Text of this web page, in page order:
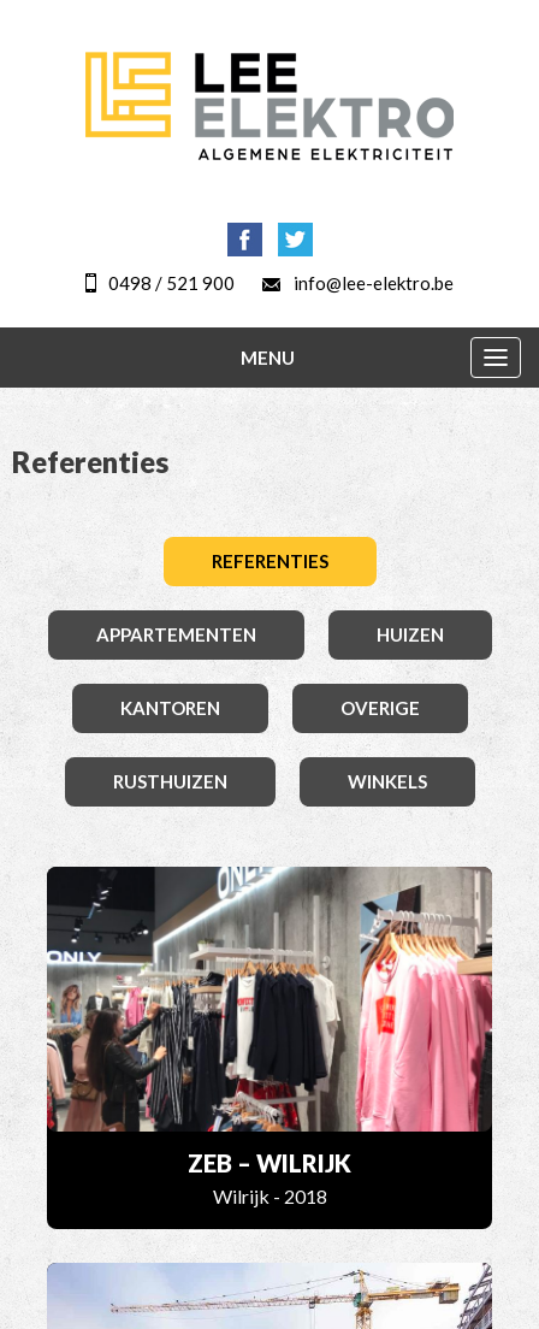
0498 / 521 900 info@lee-elektro.be
MENU
Referenties
REFERENTIES
APPARTEMENTEN HUIZEN
KANTOREN OVERIGE
RUSTHUIZEN WINKELS
ZEB – WILRIJK
Wilrijk - 2018